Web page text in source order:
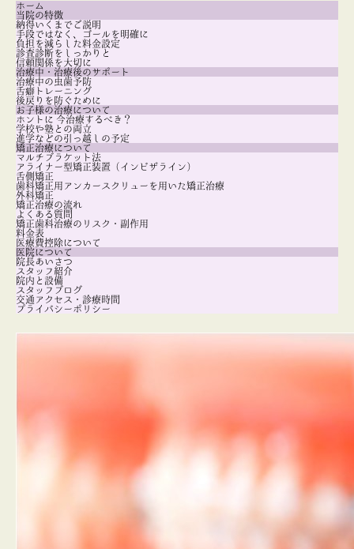
ホーム
当院の特徴
納得いくまでご説明
手段ではなく、ゴールを明確に
負担を減らした料金設定
診査診断をしっかりと
信頼関係を大切に
治療中・治療後のサポート
治療中の虫歯予防
舌癖トレーニング
後戻りを防ぐために
お子様の治療について
ホントに 今治療するべき？
学校や塾との両立
進学などの引っ越しの予定
矯正治療について
マルチブラケット法
アライナー型矯正装置（インビザライン）
舌側矯正
歯科矯正用アンカースクリューを用いた矯正治療
外科矯正
矯正治療の流れ
よくある質問
矯正歯科治療のリスク・副作用
料金表
医療費控除について
医院について
院長あいさつ
スタッフ紹介
院内と設備
スタッフブログ
交通アクセス・診療時間
プライバシーポリシー